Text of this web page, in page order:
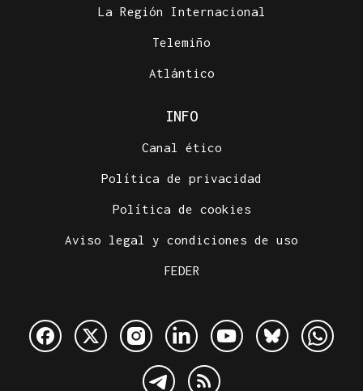
La Región Internacional
Telemiño
Atlántico
INFO
Canal ético
Política de privacidad
Política de cookies
Aviso legal y condiciones de uso
FEDER